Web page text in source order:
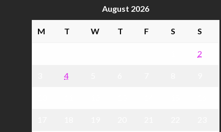
August 2026
M T W T F S S
2
4